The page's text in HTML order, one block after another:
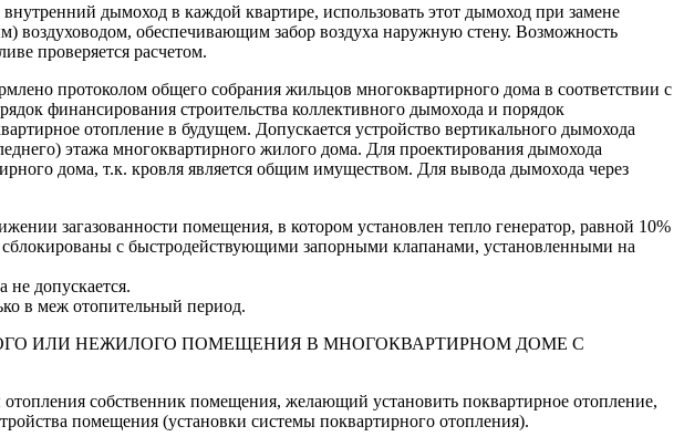
дымоход в каждой квартире, использовать этот дымоход при замене
воздуховодом, обеспечивающим забор воздуха наружную стену. Возможность
проверяется расчетом.
протоколом общего собрания жильцов многоквартирного дома в соответствии с
финансирования строительства коллективного дымохода и порядок
отопление в будущем. Допускается устройство вертикального дымохода
этажа многоквартирного жилого дома. Для проектирования дымохода
дома, т.к. кровля является общим имуществом. Для вывода дымохода через
загазованности помещения, в котором установлен тепло генератор, равной 10%
с быстродействующими запорными клапанами, установленными на
не допускается.
в меж отопительный период.
ИЛИ НЕЖИЛОГО ПОМЕЩЕНИЯ В МНОГОКВАРТИРНОМ ДОМЕ С
собственник помещения, желающий установить поквартирное отопление,
помещения (установки системы поквартирного отопления).